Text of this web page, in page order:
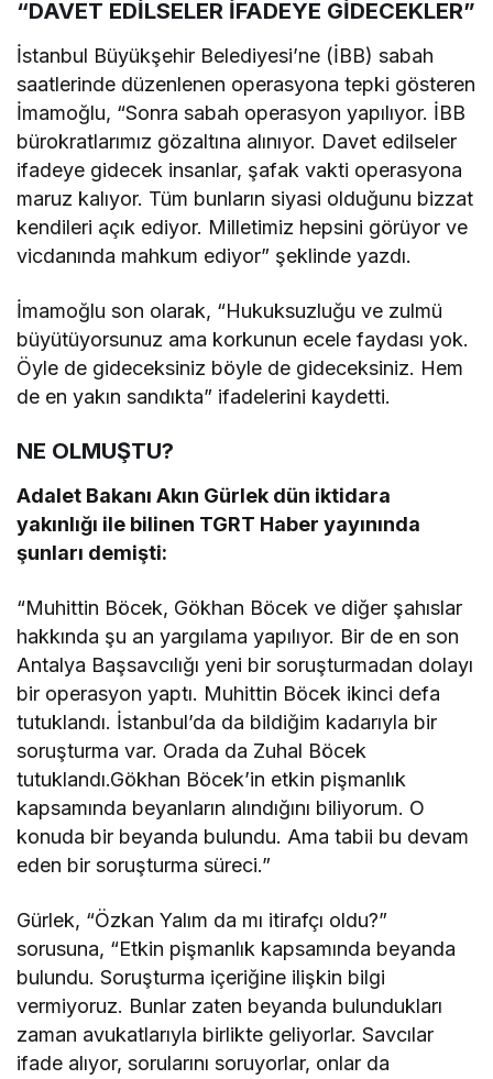
“DAVET EDİLSELER İFADEYE GİDECEKLER”
İstanbul Büyükşehir Belediyesi’ne (İBB) sabah
saatlerinde düzenlenen operasyona tepki gösteren
İmamoğlu, “Sonra sabah operasyon yapılıyor. İBB
bürokratlarımız gözaltına alınıyor. Davet edilseler
ifadeye gidecek insanlar, şafak vakti operasyona
maruz kalıyor. Tüm bunların siyasi olduğunu bizzat
kendileri açık ediyor. Milletimiz hepsini görüyor ve
vicdanında mahkum ediyor” şeklinde yazdı.
İmamoğlu son olarak, “Hukuksuzluğu ve zulmü
büyütüyorsunuz ama korkunun ecele faydası yok.
Öyle de gideceksiniz böyle de gideceksiniz. Hem
de en yakın sandıkta” ifadelerini kaydetti.
NE OLMUŞTU?
Adalet Bakanı Akın Gürlek dün iktidara
yakınlığı ile bilinen TGRT Haber yayınında
şunları demişti:
“Muhittin Böcek, Gökhan Böcek ve diğer şahıslar
hakkında şu an yargılama yapılıyor. Bir de en son
Antalya Başsavcılığı yeni bir soruşturmadan dolayı
bir operasyon yaptı. Muhittin Böcek ikinci defa
tutuklandı. İstanbul’da da bildiğim kadarıyla bir
soruşturma var. Orada da Zuhal Böcek
tutuklandı.Gökhan Böcek’in etkin pişmanlık
kapsamında beyanların alındığını biliyorum. O
konuda bir beyanda bulundu. Ama tabii bu devam
eden bir soruşturma süreci.”
Gürlek, “Özkan Yalım da mı itirafçı oldu?”
sorusuna, “Etkin pişmanlık kapsamında beyanda
bulundu. Soruşturma içeriğine ilişkin bilgi
vermiyoruz. Bunlar zaten beyanda bulundukları
zaman avukatlarıyla birlikte geliyorlar. Savcılar
ifade alıyor, sorularını soruyorlar, onlar da